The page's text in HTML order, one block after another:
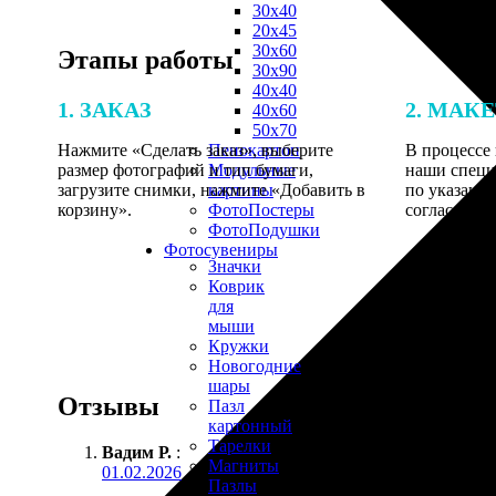
30х40
20х45
30х60
30х90
40х40
40х60
50х70
Пенокартон
Модульные
картины
ФотоПостеры
ФотоПодушки
Фотоcувениры
Значки
Коврик
для
мыши
Кружки
Новогодние
шары
Пазл
картонный
Тарелки
Магниты
Пазлы
Этапы работы
1. ЗАКАЗ
Нажмите «Сделать заказ», выберите
размер фотографий и тип бумаги,
загрузите снимки, нажмите «Добавить в
корзину».
2.
В процессе
наши
по
Отзывы
Вадим Р. :
01.02.2026